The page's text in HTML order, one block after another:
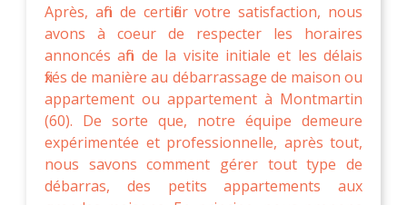
Après, afin de certifier votre satisfaction, nous
avons à coeur de respecter les horaires
annoncés afin de la visite initiale et les délais
fixés de manière au débarrassage de maison ou
appartement ou appartement à Montmartin
(60). De sorte que, notre équipe demeure
expérimentée et professionnelle, après tout,
nous savons comment gérer tout type de
débarras, des petits appartements aux